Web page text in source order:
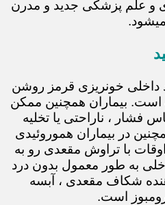
و علم پزشکی جدید و مدرن
داخلی خونریزی قرمز روشن
است. بیماران همچنین ممکن
فشار ، ناراحتی یا تخلیه
در بیماران هموروئیدی
با تراوش مقعدی رو به
به طور معمول بدون درد
شکاف مقعدی ، آبسه
است.